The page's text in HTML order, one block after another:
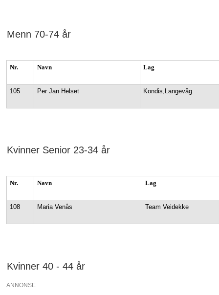
Menn 70-74 år
Nr. Navn Lag
105 Per Jan Helset Kondis,Langevåg
Kvinner Senior 23-34 år
Nr. Navn Lag
108 Maria Venås Team Veidekke
Kvinner 40 - 44 år
ANNONSE